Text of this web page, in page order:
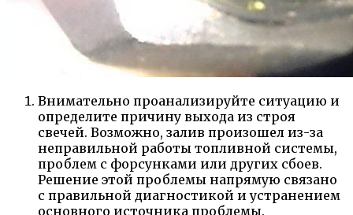
Внимательно проанализируйте ситуацию и
определите причину выхода из строя
свечей. Возможно, залив произошел из-за
неправильной работы топливной системы,
проблем с форсунками или других сбоев.
Решение этой проблемы напрямую связано
с правильной диагностикой и устранением
основного источника проблемы.